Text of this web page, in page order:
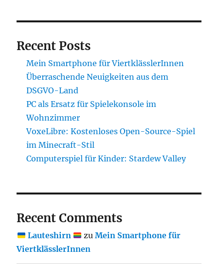
Recent Posts
Mein Smartphone für ViertklässlerInnen
Überraschende Neuigkeiten aus dem
DSGVO-Land
PC als Ersatz für Spielekonsole im
Wohnzimmer
VoxeLibre: Kostenloses Open-Source-Spiel
im Minecraft-Stil
Computerspiel für Kinder: Stardew Valley
Recent Comments
Lauteshirn zu Mein Smartphone für
ViertklässlerInnen